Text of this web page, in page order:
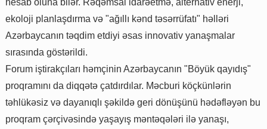
ekoloji planlaşdırma və "ağıllı kənd təsərrüfatı" həlləri
Azərbaycanın təqdim etdiyi əsas innovativ yanaşmalar
sırasında göstərildi.
Forum iştirakçıları həmçinin Azərbaycanın "Böyük qayıdış"
proqramını da diqqətə çatdırdılar. Məcburi köçkünlərin
təhlükəsiz və dayanıqlı şəkildə geri dönüşünü hədəfləyən bu
proqram çərçivəsində yaşayış məntəqələri ilə yanaşı,